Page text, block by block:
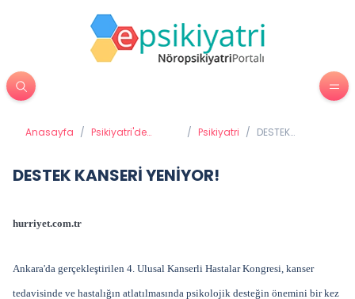
Anasayfa / Psikiyatri'de
/ Psikiyatri / DESTEK
DESTEK KANSERİ YENİYOR!
hurriyet.com.tr
Ankara'da gerçekleştirilen 4. Ulusal Kanserli Hastalar Kongresi, kanser
tedavisinde ve hastalığın atlatılmasında psikolojik desteğin önemini bir kez